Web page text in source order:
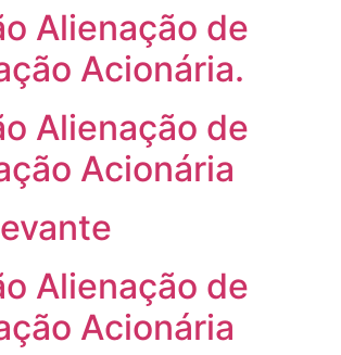
Alienação de
Acionária.
Alienação de
Acionária
Alienação de
Acionária